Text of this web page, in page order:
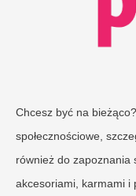
Chcesz być na
społecznościowe,
również do zapoznania
akcesoriami, karmami i